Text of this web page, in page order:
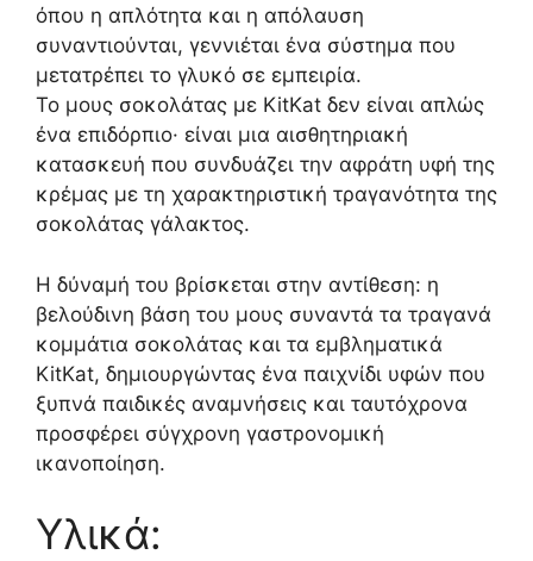
όπου η απλότητα και η απόλαυση
συναντιούνται, γεννιέται ένα σύστημα που
μετατρέπει το γλυκό σε εμπειρία.
Το μους σοκολάτας με KitKat δεν είναι απλώς
ένα επιδόρπιο· είναι μια αισθητηριακή
κατασκευή που συνδυάζει την αφράτη υφή της
κρέμας με τη χαρακτηριστική τραγανότητα της
σοκολάτας γάλακτος.
Η δύναμή του βρίσκεται στην αντίθεση: η
βελούδινη βάση του μους συναντά τα τραγανά
κομμάτια σοκολάτας και τα εμβληματικά
KitKat, δημιουργώντας ένα παιχνίδι υφών που
ξυπνά παιδικές αναμνήσεις και ταυτόχρονα
προσφέρει σύγχρονη γαστρονομική
ικανοποίηση.
Υλικά: